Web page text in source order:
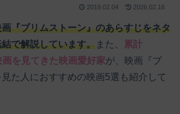
2019.02.04 2026.02.16
画『ブリムストーン』のあらすじをネタ
で解説しています。 また、
累計
を見てきた映画愛好家が、映画『ブ
た人におすすめの映画5選も紹介して